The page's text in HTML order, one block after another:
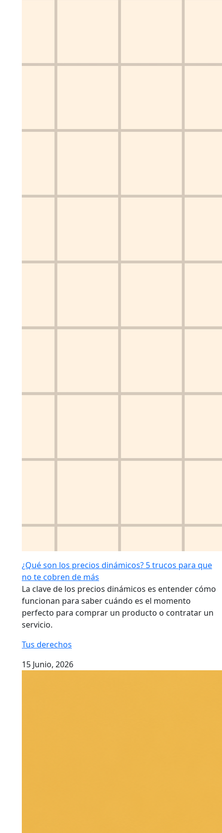
¿Qué son los precios dinámicos? 5 trucos para que
no te cobren de más
La clave de los precios dinámicos es entender cómo
funcionan para saber cuándo es el momento
perfecto para comprar un producto o contratar un
servicio.
Tus derechos
15 Junio, 2026